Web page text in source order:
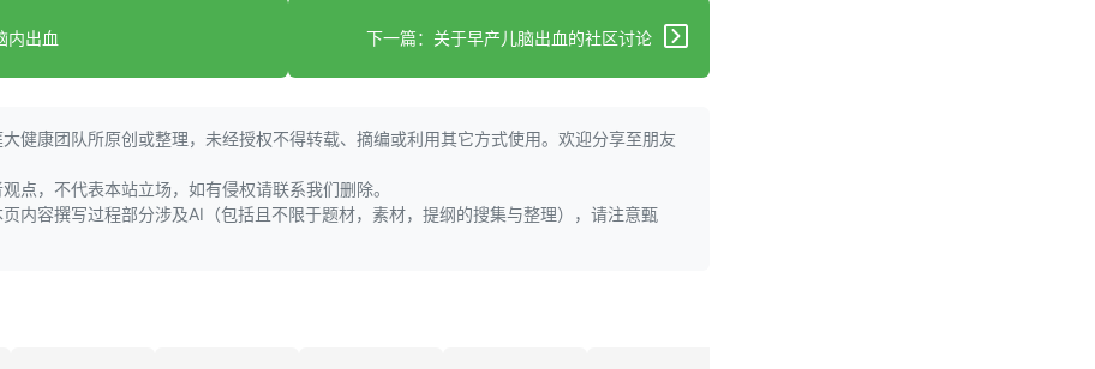
内出血 下一篇：关于早产儿脑出血的社区讨论
健康团队所原创或整理，未经授权不得转载、摘编或利用其它方式使用。欢迎分享至朋友
点，不代表本站立场，如有侵权请联系我们删除。
页内容撰写过程部分涉及AI（包括且不限于题材，素材，提纲的搜集与整理），请注意甄